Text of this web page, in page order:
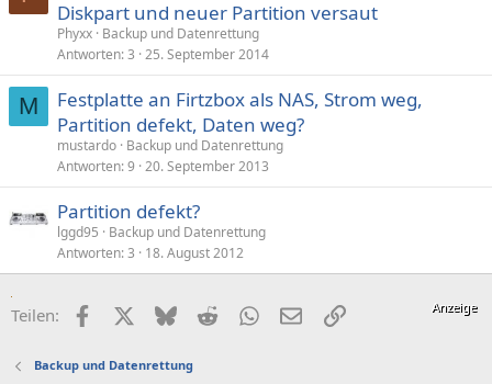
Diskpart und neuer Partition versaut
Phyxx Backup und Datenrettung
Antworten 3 25. September 2014
M
Festplatte an Firtzbox als NAS, Strom weg,
Partition defekt, Daten weg?
mustardo Backup und Datenrettung
Antworten 9 20. September 2013
Partition defekt?
lggd95
Backup und Datenrettung
Antworten 3 18. August 2012
Teilen: FacebookX (Twitter)
BlueskyRedditWhatsApp
E-MailLink
Backup und Datenrettung